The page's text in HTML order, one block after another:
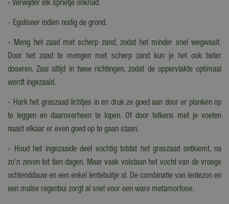
- Verwijder elk sprietje onkruid.
- Egaliseer indien nodig de grond.
- Meng het zaad met scherp zand, zodat het minder snel wegwaait.
Door het zaad te mengen met scherp zand kun je het ook beter
doseren. Zaai altijd in twee richtingen, zodat de oppervlakte optimaal
wordt ingezaaid.
- Hark het graszaad lichtjes in en druk ze goed aan door er planken op
te leggen en daaroverheen te lopen. Of door telkens met je voeten
naast elkaar er even goed op te gaan staan.
- Houd het ingezaaide deel vochtig totdat het graszaad ontkiemt, na
zo'n zeven tot tien dagen. Maar vaak volstaan het vocht van de vroege
ochtenddauw en een enkel lentebuitje al. De combinatie van lentezon en
een malse regenbui zorgt al snel voor een ware metamorfose.